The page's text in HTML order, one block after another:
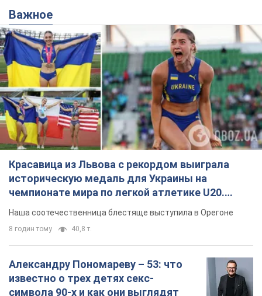
Важное
Красавица из Львова с рекордом выиграла
историческую медаль для Украины на
чемпионате мира по легкой атлетике U20.
Видео
Наша соотечественница блестяще выступила в Орегоне
8 годин тому 40,8 т.
Александру Пономареву – 53: что
известно о трех детях секс-
символа 90-х и как они выглядят